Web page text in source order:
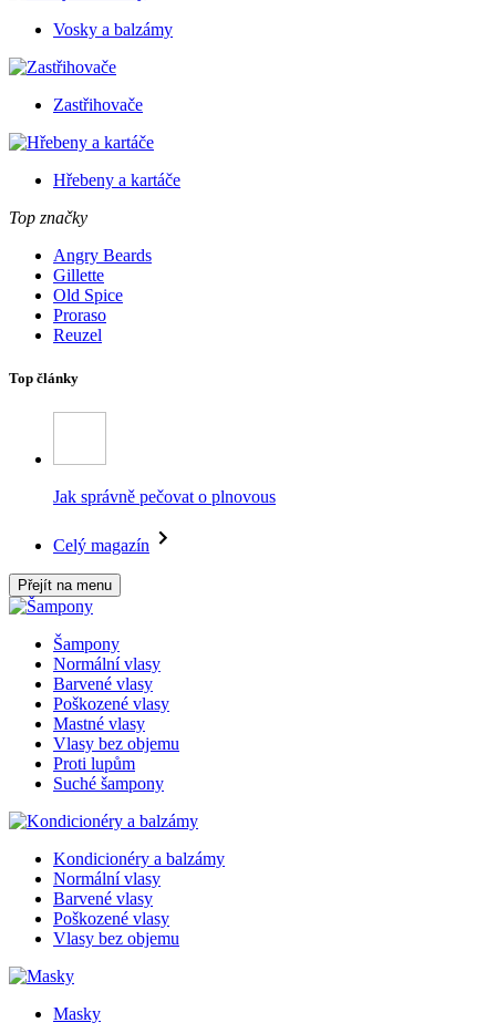
Vosky a balzámy
Zastřihovače
Hřebeny a kartáče
Top značky
Angry Beards
Gillette
Old Spice
Proraso
Reuzel
Top články
Jak správně pečovat o plnovous
Celý magazín
Přejít na menu
Šampony
Normální vlasy
Barvené vlasy
Poškozené vlasy
Mastné vlasy
Vlasy bez objemu
Proti lupům
Suché šampony
Kondicionéry a balzámy
Normální vlasy
Barvené vlasy
Poškozené vlasy
Vlasy bez objemu
Masky